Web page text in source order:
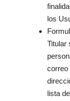
los
Titular
correo
lista